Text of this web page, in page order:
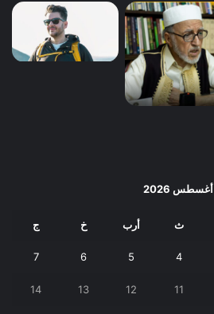
أغسطس 2026
ث أرب خ ج
4
5
6
7
11
12
13
14